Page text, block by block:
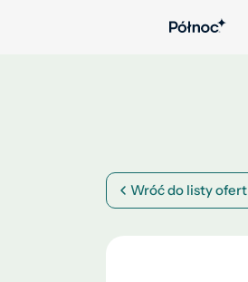
Wróć do listy ofert